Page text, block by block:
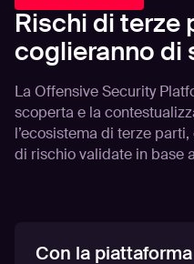
Rischi di terze
coglieranno di
La Offensive Security
scoperta e la
l’ecosistema di terze
di rischio validate in base
Con la